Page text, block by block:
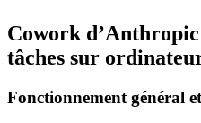
Cowork
tâches sur
Fonctionnement général